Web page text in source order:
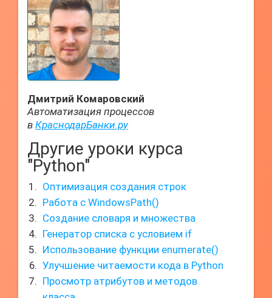
Дмитрий Комаровский
Автоматизация процессов
в КраснодарБанки.ру
Другие уроки курса
"Python"
Оптимизация создания строк
Работа с WindowsPath()
Создание словаря и множества
Генератор списка с условием if
Использование функции enumerate()
Улучшение читаемости кода в Python
Просмотр атрибутов и методов